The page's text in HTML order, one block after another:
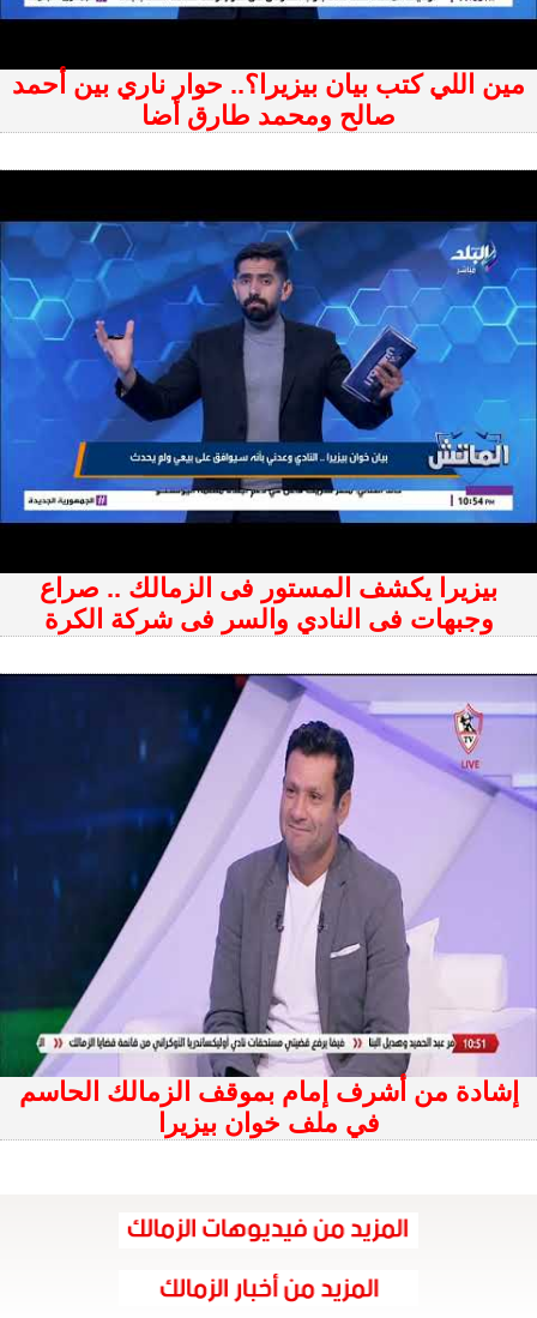
مين اللي كتب بيان بيزيرا؟.. حوار ناري بين أحمد
صالح ومحمد طارق أضا
بيزيرا يكشف المستور فى الزمالك .. صراع
وجبهات فى النادي والسر فى شركة الكرة
إشادة من أشرف إمام بموقف الزمالك الحاسم
في ملف خوان بيزيرا